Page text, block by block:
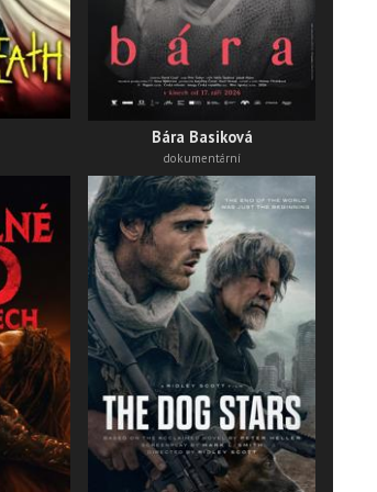
Bára Basiková
dokumentární